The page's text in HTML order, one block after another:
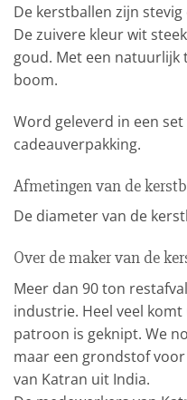
De kerstballen zijn
De zuivere kleur wit
goud. Met een natuurlijk
boom.
Word geleverd in een
cadeauverpakking.
Afmetingen van de
De diameter van de
Over de maker van de
Meer dan 90 ton
industrie. Heel veel
patroon is geknipt. We
maar een grondstof
van Katran uit India.